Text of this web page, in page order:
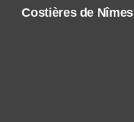
Costières de Nîmes